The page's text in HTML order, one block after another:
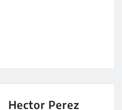
Hector Perez